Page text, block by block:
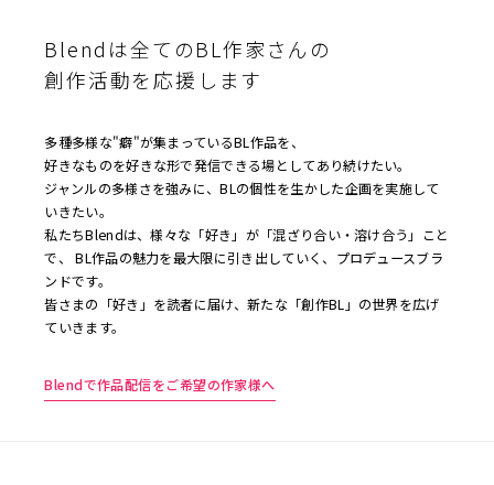
Blendは全てのBL作家さんの
創作活動を応援します
多種多様な"癖"が集まっているBL作品を、
好きなものを好きな形で発信できる場としてあり続けたい。
ジャンルの多様さを強みに、BLの個性を生かした企画を実施して
いきたい。
私たちBlendは、様々な「好き」が「混ざり合い・溶け合う」こと
で、 BL作品の魅力を最大限に引き出していく、プロデュースブラ
ンドです。
皆さまの「好き」を読者に届け、新たな「創作BL」の世界を広げ
ていきます。
Blendで作品配信をご希望の作家様へ